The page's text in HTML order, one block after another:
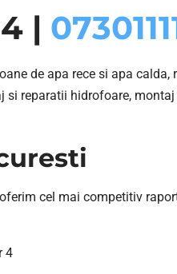
|
de apa rece si apa
reparatii hidrofoare,
cel mai competitiv
4